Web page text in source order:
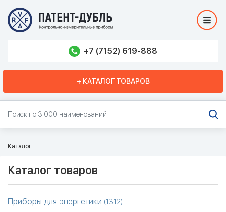
+7 (7152) 619-888
+ КАТАЛОГ ТОВАРОВ
Каталог
Каталог товаров
Приборы для энергетики (1312)